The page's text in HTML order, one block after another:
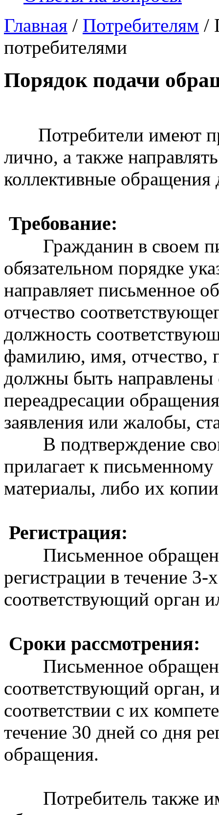
Главная / Потребителям /
потребителями
Порядок подачи
Потребители имеют
лично, а также
коллективные
Требование:
Гражданин в своем
обязательном порядке
направляет письменное
отчество
должность
фамилию, имя, отчество,
должны быть направлены
переадресации
заявления или жалобы,
В подтверждение
прилагает к
материалы, либо их
Регистрация:
Письменное
регистрации в течение
соответствующий орган
Сроки рассмотрения:
Письменное
соответствующий орган,
соответствии с их
течение 30 дней со дня
обращения.
Потребитель также